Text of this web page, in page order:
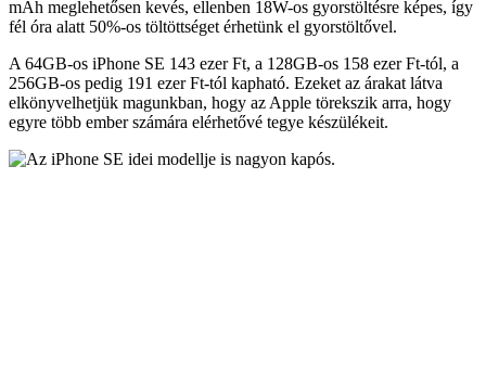
mAh meglehetősen kevés, ellenben 18W-os gyorstöltésre képes, így
fél óra alatt 50%-os töltöttséget érhetünk el gyorstöltővel.
A 64GB-os iPhone SE 143 ezer Ft, a 128GB-os 158 ezer Ft-tól, a
256GB-os pedig 191 ezer Ft-tól kapható. Ezeket az árakat látva
elkönyvelhetjük magunkban, hogy az Apple törekszik arra, hogy
egyre több ember számára elérhetővé tegye készülékeit.